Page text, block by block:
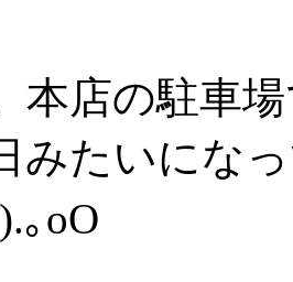
本店の駐車
みたいにな
｡oO